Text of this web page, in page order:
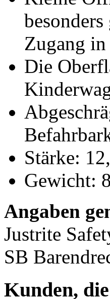
Zugang
Die
Stärke:
Gewicht:
Angaben
Justrite
SB
Kunden,